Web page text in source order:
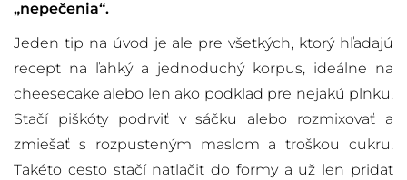
„nepečenia“.
Jeden tip na úvod je ale pre všetkých, ktorý hľadajú
recept na ľahký a jednoduchý korpus, ideálne na
cheesecake alebo len ako podklad pre nejakú plnku.
Stačí piškóty podrviť v sáčku alebo rozmixovať a
zmiešať s rozpusteným maslom a troškou cukru.
Takéto cesto stačí natlačiť do formy a už len pridať